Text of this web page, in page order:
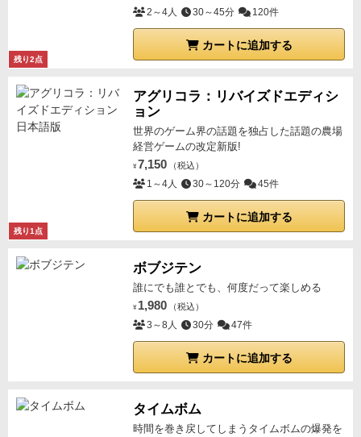
残り2点
2～4人 30～45分 120件
カートに追加する
残り1点
アグリコラ：リバイズドエディシ
ョン
世界のゲーム界の話題を独占した話題の農場
経営ゲームの改定新版!
¥ 7,150 （税込）
1～4人 30～120分 45件
カートに追加する
ボブジテン
誰にでも誰とでも、何度だって楽しめる
¥ 1,980 （税込）
3～8人 30分 47件
カートに追加する
タイムボム
時間を巻き戻してしまうタイムボムの爆発を